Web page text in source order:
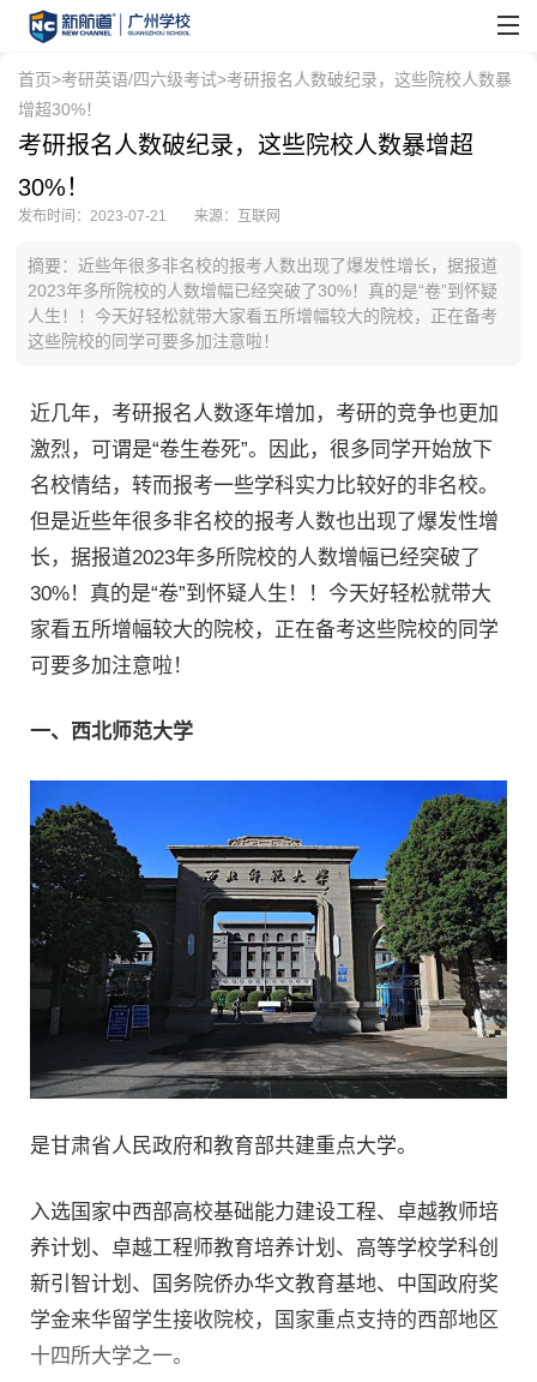
首页>考研英语/四六级考试>考研报名人数破纪录，这些院校人数暴
增超30%！
考研报名人数破纪录，这些院校人数暴增超
30%！
发布时间：2023-07-21 来源：互联网
摘要：近些年很多非名校的报考人数出现了爆发性增长，据报道
2023年多所院校的人数增幅已经突破了30%！真的是“卷”到怀疑
人生！！今天好轻松就带大家看五所增幅较大的院校，正在备考
这些院校的同学可要多加注意啦！
近几年，考研报名人数逐年增加，考研的竞争也更加
激烈，可谓是“卷生卷死”。因此，很多同学开始放下
名校情结，转而报考一些学科实力比较好的非名校。
但是近些年很多非名校的报考人数也出现了爆发性增
长，据报道2023年多所院校的人数增幅已经突破了
30%！真的是“卷”到怀疑人生！！今天好轻松就带大
家看五所增幅较大的院校，正在备考这些院校的同学
可要多加注意啦！
一、西北师范大学
是甘肃省人民政府和教育部共建重点大学。
入选国家中西部高校基础能力建设工程、卓越教师培
养计划、卓越工程师教育培养计划、高等学校学科创
新引智计划、国务院侨办华文教育基地、中国政府奖
学金来华留学生接收院校，国家重点支持的西部地区
十四所大学之一。